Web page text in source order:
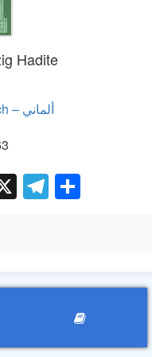
Hadite
– German – Deutsch – ألماني
X